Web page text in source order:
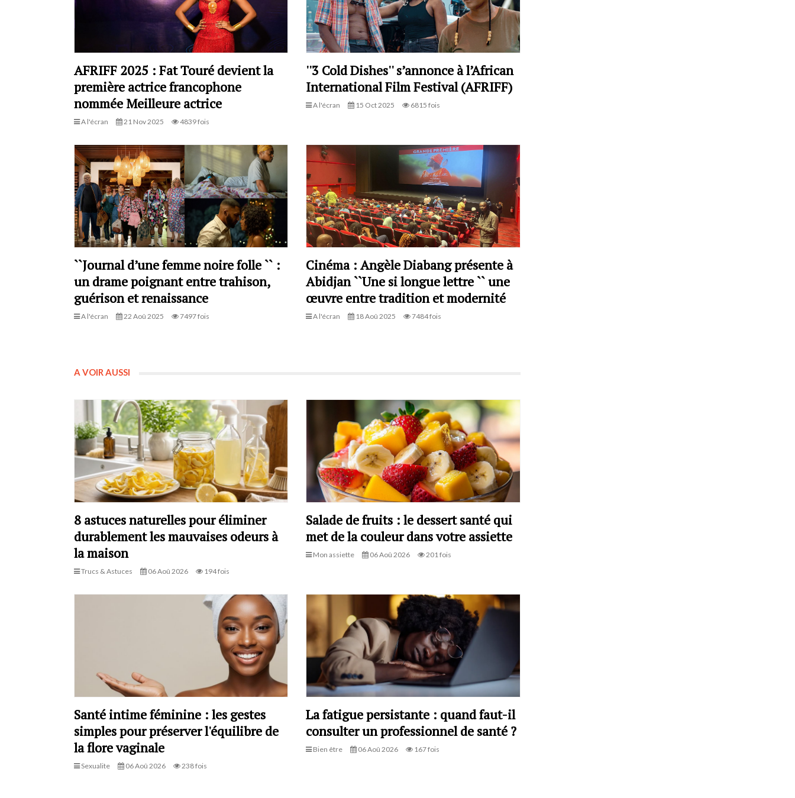
AFRIFF 2025 : Fat Touré devient la
première actrice francophone
nommée Meilleure actrice
A l'écran 21 Nov 2025 4839 fois
''3 Cold Dishes'' s’annonce à l’African
International Film Festival (AFRIFF)
A l'écran 15 Oct 2025 6815 fois
``Journal d’une femme noire folle `` :
un drame poignant entre trahison,
guérison et renaissance
A l'écran 22 Aoû 2025 7497 fois
Cinéma : Angèle Diabang présente à
Abidjan ``Une si longue lettre `` une
œuvre entre tradition et modernité
A l'écran 18 Aoû 2025 7484 fois
A VOIR AUSSI
8 astuces naturelles pour éliminer
durablement les mauvaises odeurs à
la maison
Trucs & Astuces 06 Aoû 2026 194 fois
Salade de fruits : le dessert santé qui
met de la couleur dans votre assiette
Mon assiette 06 Aoû 2026 201 fois
Santé intime féminine : les gestes
simples pour préserver l'équilibre de
la flore vaginale
Sexualite 06 Aoû 2026 238 fois
La fatigue persistante : quand faut-il
consulter un professionnel de santé ?
Bien être 06 Aoû 2026 167 fois